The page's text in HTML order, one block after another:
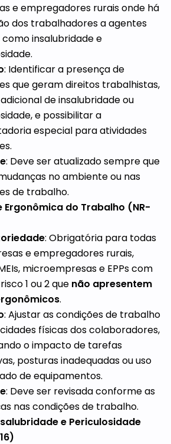
e empregadores rurais onde há
dos trabalhadores a agentes
como insalubridade e
: Identificar a presença de
que geram direitos trabalhistas,
de insalubridade ou
e possibilitar a
especial para atividades
: Deve ser atualizado sempre que
no ambiente ou nas
de trabalho.
Ergonômica do Trabalho (NR-
: Obrigatória para todas
e empregadores rurais,
microempresas e EPPs com
1 ou 2 que não apresentem
.
: Ajustar as condições de trabalho
físicas dos colaboradores,
o impacto de tarefas
posturas inadequadas ou uso
de equipamentos.
: Deve ser revisada conforme as
nas condições de trabalho.
e Periculosidade